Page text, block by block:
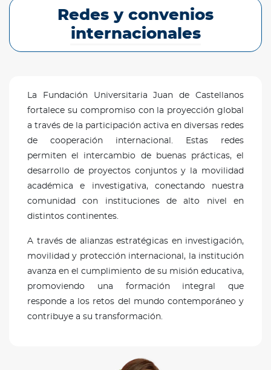
Redes y convenios
internacionales
La Fundación Universitaria Juan de Castellanos
fortalece su compromiso con la proyección global
a través de la participación activa en diversas redes
de cooperación internacional. Estas redes
permiten el intercambio de buenas prácticas, el
desarrollo de proyectos conjuntos y la movilidad
académica e investigativa, conectando nuestra
comunidad con instituciones de alto nivel en
distintos continentes.
A través de alianzas estratégicas en investigación,
movilidad y protección internacional, la institución
avanza en el cumplimiento de su misión educativa,
promoviendo una formación integral que
responde a los retos del mundo contemporáneo y
contribuye a su transformación.